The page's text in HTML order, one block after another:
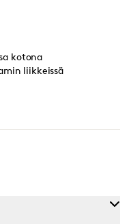
kotona
liikkeissä